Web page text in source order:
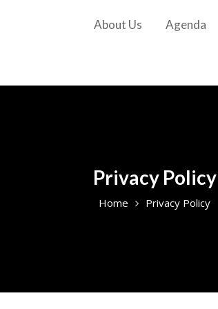
About Us Agenda
Privacy Policy
Home Privacy Policy